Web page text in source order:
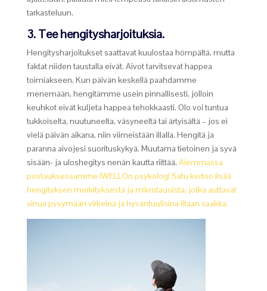
tarkasteluun.
3. Tee hengitysharjoituksia.
Hengitysharjoitukset saattavat kuulostaa hömpältä, mutta
faktat niiden taustalla eivät. Aivot tarvitsevat happea
toimiakseen. Kun päivän keskellä paahdamme
menemään, hengitämme usein pinnallisesti, jolloin
keuhkot eivät kuljeta happea tehokkaasti. Olo voi tuntua
tukkoiselta, nuutuneelta, väsyneeltä tai ärtyisältä – jos ei
vielä päivän aikana, niin viimeistään illalla. Hengitä ja
paranna aivojesi suorituskykyä. Muutama tietoinen ja syvä
sisään- ja uloshegitys nenän kautta riittää. Aiemmassa
postauksessamme IWELLOn psykologi Satu kertoo lisää
hengityksen merkityksestä ja mikrotauoista, jotka auttavat
sinua pysymään virkeinä ja hyväntuulisina iltaan saakka.